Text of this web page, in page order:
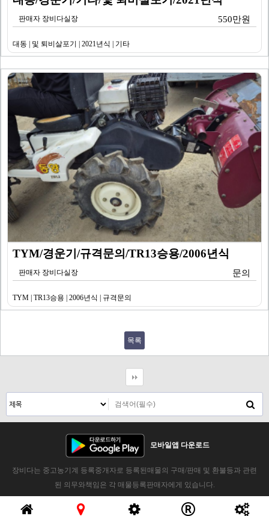
판매자 장비다실장 550만원
대동 | 및 퇴비살포기 | 2021년식 | 기타
TYM/경운기/규격문의/TR13승용/2006년식
판매자 장비다실장 문의
TYM | TR13승용 | 2006년식 | 규격문의
목록
모바일앱 다운로드
장비다는 중고농기계 등록중개자로 등록된매물의 구매/판매 및 환불등과 관련
된 의무와책임은 각 매물등록판매자에게 있습니다.